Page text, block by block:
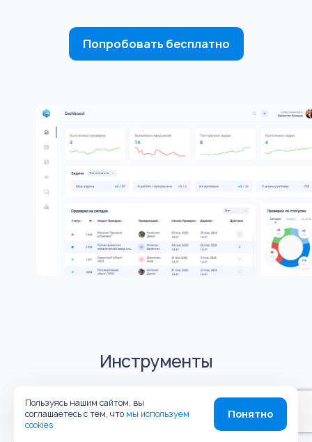
Попробовать бесплатно
Инструменты
Обходы
Пользуясь нашим сайтом, вы
соглашаетесь с тем, что мы используем
cookies
Понятно